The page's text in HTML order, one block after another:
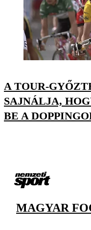
A TOUR-
SAJNÁLJA,
BE A
MAGYAR